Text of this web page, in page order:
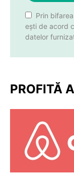
Prin
ești de acord
datelor
PROFITĂ